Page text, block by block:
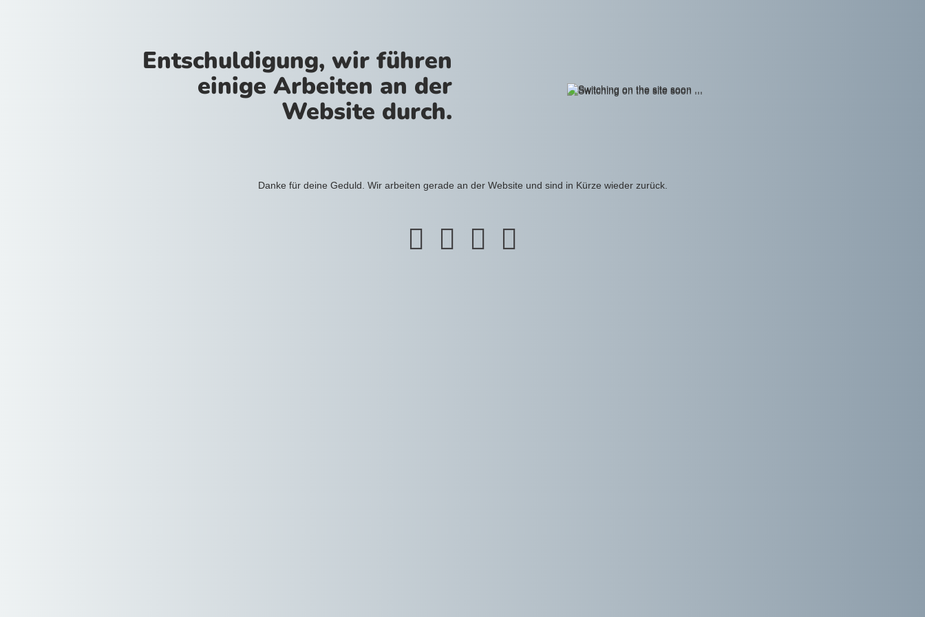
Entschuldigung, wir führen
einige Arbeiten an der
Website durch.
Danke für deine Geduld. Wir arbeiten gerade an der Website und sind in Kürze wieder zurück.